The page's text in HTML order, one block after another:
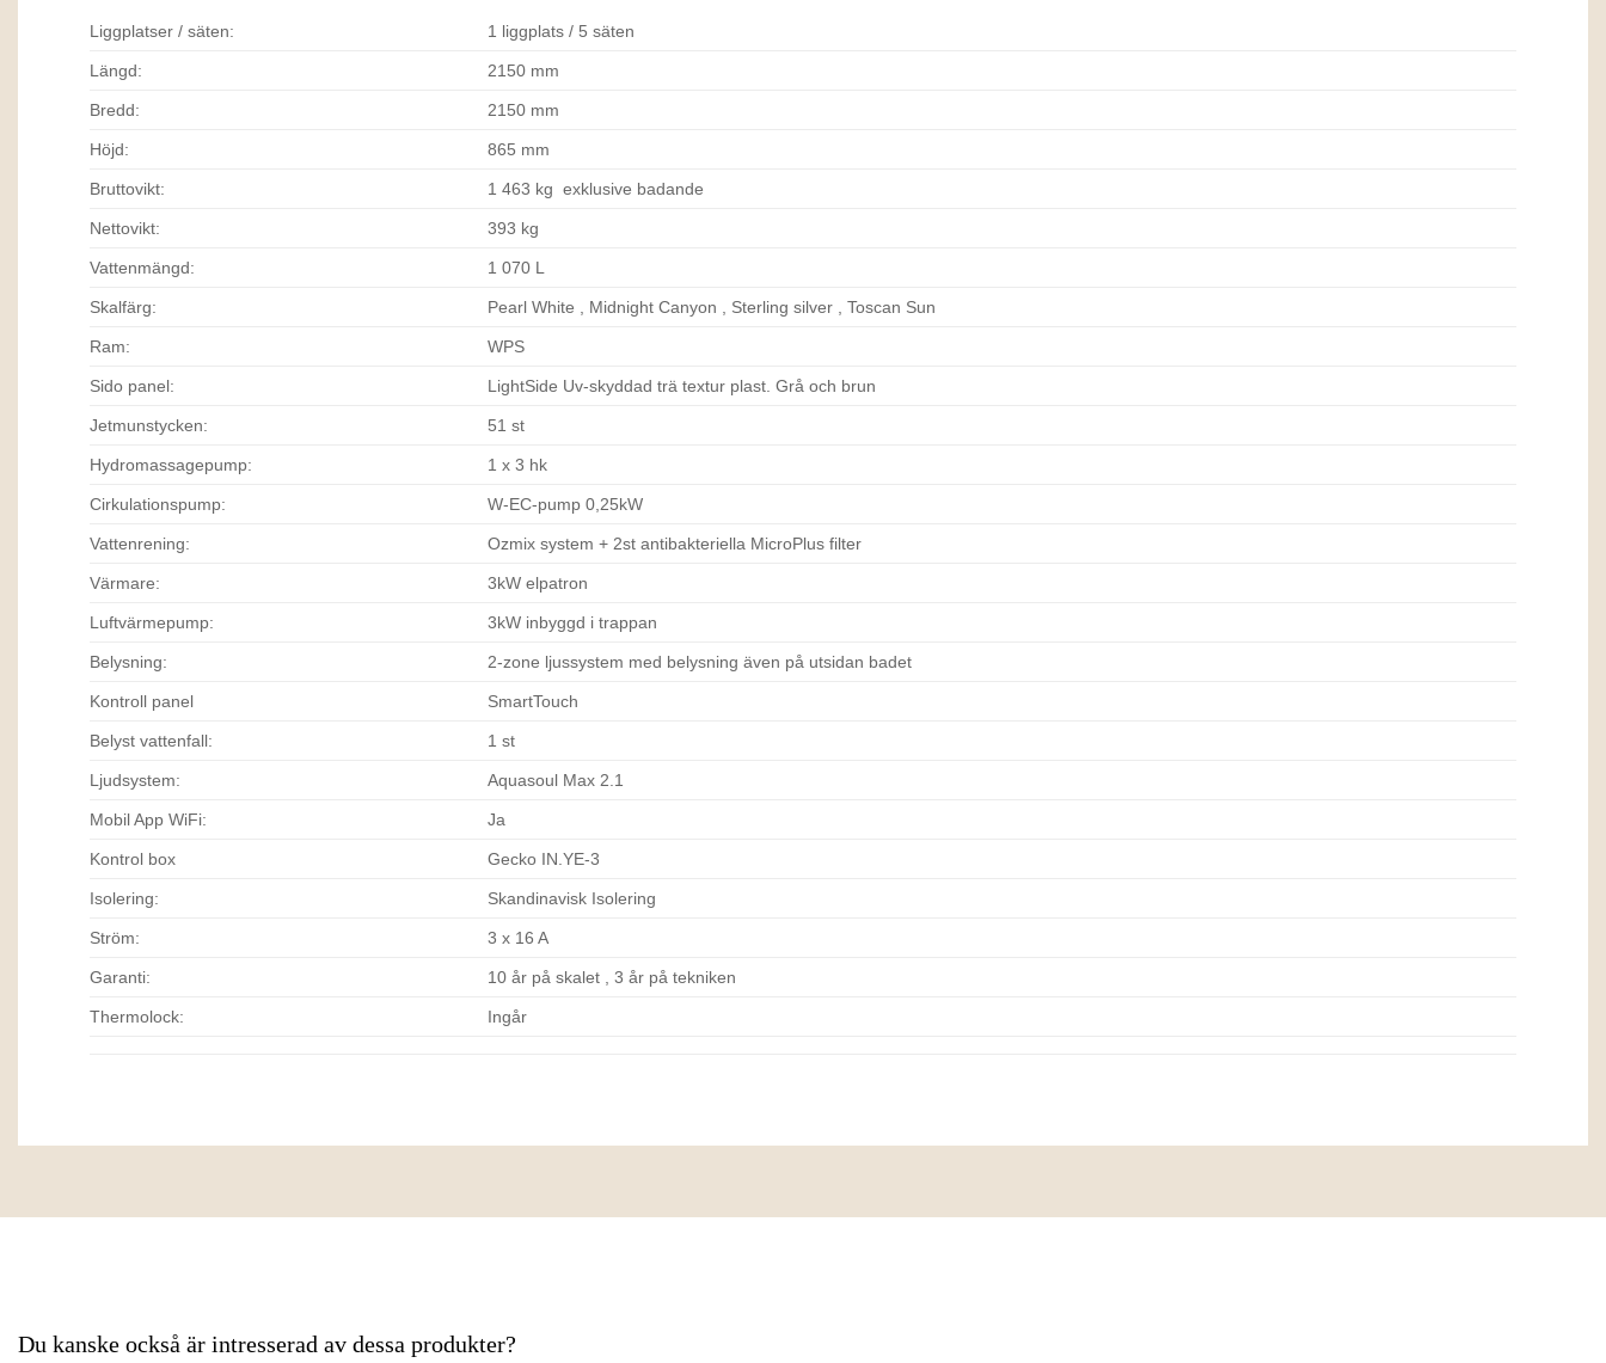
Liggplatser / säten: 1 liggplats / 5 säten
Längd: 2150 mm
Bredd: 2150 mm
Höjd: 865 mm
Bruttovikt: 1 463 kg exklusive badande
Nettovikt: 393 kg
Vattenmängd: 1 070 L
Skalfärg: Pearl White , Midnight Canyon , Sterling silver , Toscan Sun
Ram: WPS
Sido panel: LightSide Uv-skyddad trä textur plast. Grå och brun
Jetmunstycken: 51 st
Hydromassagepump: 1 x 3 hk
Cirkulationspump: W-EC-pump 0,25kW
Vattenrening: Ozmix system + 2st antibakteriella MicroPlus filter
Värmare: 3kW elpatron
Luftvärmepump: 3kW inbyggd i trappan
Belysning: 2-zone ljussystem med belysning även på utsidan badet
Kontroll panel SmartTouch
Belyst vattenfall: 1 st
Ljudsystem: Aquasoul Max 2.1
Mobil App WiFi: Ja
Kontrol box Gecko IN.YE-3
Isolering: Skandinavisk Isolering
Ström: 3 x 16 A
Garanti: 10 år på skalet , 3 år på tekniken
Thermolock: Ingår
Du kanske också är intresserad av dessa produkter?